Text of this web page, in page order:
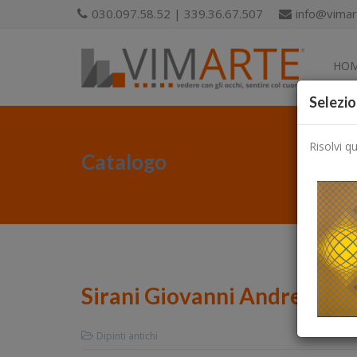
030.097.58.52 | 339.36.67.507
Catalogo
Sirani Giovanni Andrea
Dipinti antichi
Risolvi